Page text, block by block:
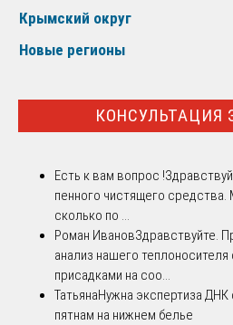
Крымский округ
Новые регионы
КОНСУЛЬТАЦИЯ
Есть к вам вопрос !
пенного чистящего
сколько по ...
Роман ИвановЗдравствуйте.
анализ нашего
присадками на соо...
ТатьянаНужна экспертиза
пятнам на нижнем белье